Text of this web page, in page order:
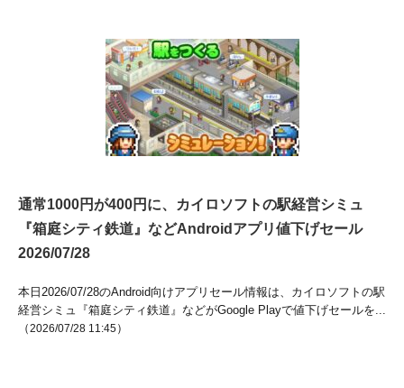
通常1000円が400円に、カイロソフトの駅経営シミュ
『箱庭シティ鉄道』などAndroidアプリ値下げセール
2026/07/28
本日2026/07/28のAndroid向けアプリセール情報は、カイロソフトの駅
経営シミュ『箱庭シティ鉄道』などがGoogle Playで値下げセールを...
（2026/07/28 11:45）